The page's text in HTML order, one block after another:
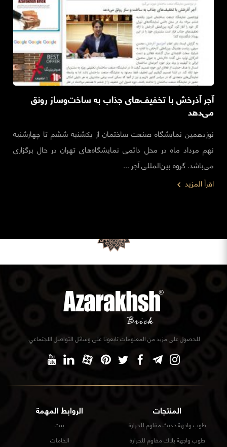
آجر آذرخش با تخفیف‌های جذاب به ساخت‌وساز رونق
می‌دهد
نوزدهمین نمایشگاه صنعت ساختمان از یکشنبه ششم تا چهارشنبه
نهم مرداد ماه در محل دائمی نمایشگاه‌های تهران در حال برگزاری
می‌باشد. گروه بین‌المللی آجر ...
اقرأ المزيد
المنتجات
طوب واجهة حديث مقاوم للحرارة
طوب واجهة بلاك مقاوم للحرارة
الروابط المهمة
بيت
الخامات
للحصول على مزيد من المعلومات تابعونا على وسائل التواصل الاجتماعي.